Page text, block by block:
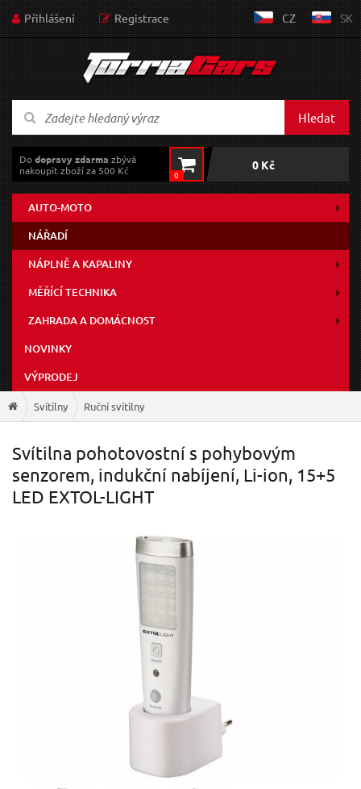
Přihlášení Registrace CZ SK
Hledat
Dodopravy zdarma zbývá
nakoupit zboží za 500 Kč
0
0 Kč
AUTO-MOTO
NÁŘADÍ
NÁPLNĚ A KAPALINY
MĚŘÍCÍ TECHNIKA
ZAHRADA A DOMÁCNOST
NOVINKY
VÝPRODEJ
Svítilny Ruční svítilny
Svítilna pohotovostní s pohybovým
senzorem, indukční nabíjení, Li-ion, 15+5
LED EXTOL-LIGHT